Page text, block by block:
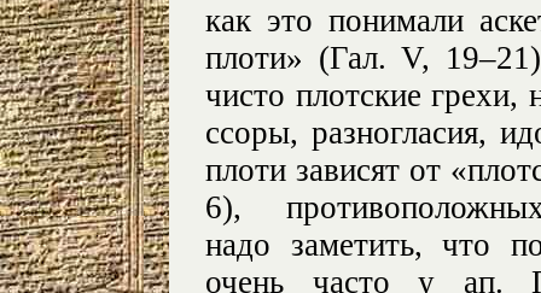
как это понимали
плоти» (Гал. V,
чисто плотские грехи,
ссоры, разногласия,
плоти зависят от
6),
надо заметить, что
очень часто у ап.